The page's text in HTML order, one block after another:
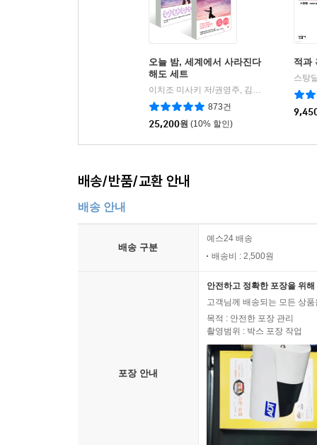
오늘 밤, 세계에서 사라진다
해도 세트
이치조 미사키 저/권영주, 김윤경 역
모모
873건
25,200원 (10% 할인)
적과
스탕
배송/반품/교환 안내
배송 안내
배송 구분
예스24 배송
배송비 : 2,500원
포장 안내
안전하고 정확한 포장을 위
고객님께 배송되는 모든 상
목적 : 안전한 포장 관리
촬영범위 : 박스 포장 작업